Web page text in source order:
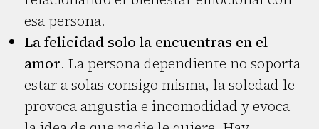
esa persona.
La felicidad solo la encuentras en el
amor. La persona dependiente no soporta
estar a solas consigo misma, la soledad le
provoca angustia e incomodidad y evoca